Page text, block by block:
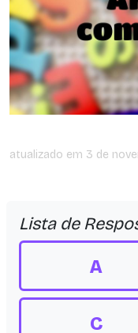
atualizado em 3 de
Lista de
A
C